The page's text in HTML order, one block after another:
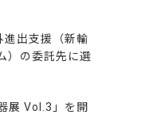
出支援（新輸
）の委託先に選
展 Vol.3」を開